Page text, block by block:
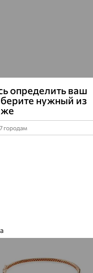
определить ваш
нужный из